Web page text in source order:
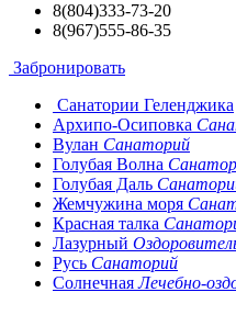
8(804)333-73-20
8(967)555-86-35
Забронировать
Санатории Геленджика
Архипо-Осиповка
Вулан Санаторий
Голубая Волна
Голубая Даль
Жемчужина моря
Красная талка
Лазурный
Русь Санаторий
СолнечнаяЛечебно-